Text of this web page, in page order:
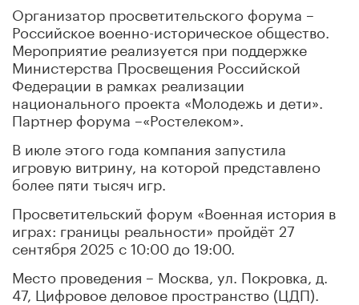
Организатор просветительского форума –
Российское военно-историческое общество.
Мероприятие реализуется при поддержке
Министерства Просвещения Российской
Федерации в рамках реализации
национального проекта «Молодежь и дети».
Партнер форума –«Ростелеком».
В июле этого года компания запустила
игровую витрину, на которой представлено
более пяти тысяч игр.
Просветительский форум «Военная история в
играх: границы реальности» пройдёт 27
сентября 2025 с 10:00 до 19:00.
Место проведения – Москва, ул. Покровка, д.
47, Цифровое деловое пространство (ЦДП).